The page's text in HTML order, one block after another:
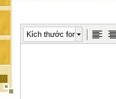
Kích thước font